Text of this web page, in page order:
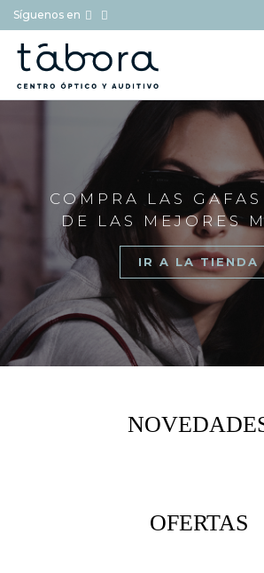
Síguenos en
COMPRA LAS GAFAS
DE LAS MEJORES
IR A LA TIENDA
OFERTAS